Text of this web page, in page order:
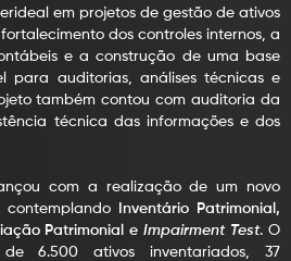
em projetos de gestão de ativos
dos controles internos, a
e a construção de uma base
para auditorias, análises técnicas e
também contou com auditoria da
técnica das informações e dos
com a realização de um novo
contemplando
Inventário Patrimonial,
Patrimonial eImpairment Test. O
6.500 ativos inventariados, 37